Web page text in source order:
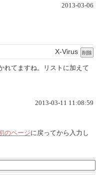
2013-03-06
X-Virus 削除
れてますね。リストに加えて
2013-03-11 11:08:59
のページに戻ってから入力し